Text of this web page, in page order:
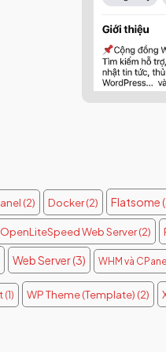
(2) Docker(2) Flatsome
OpenLiteSpeed Web Server(2)
Web Server(3) WHM và
(1) WP Theme (Template) (2)